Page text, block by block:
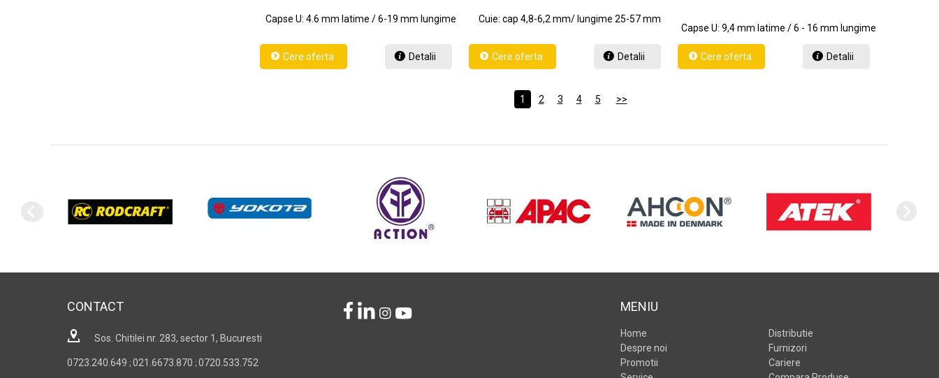
Capse U: 4.6 mm latime / 6-19 mm lungime
Detalii
Cuie: cap 4,8-6,2 mm/ lungime 25-57 mm
Detalii
Capse U: 9,4 mm latime / 6 - 16 mm lungime
Detalii
1 2 3 4 5 >>
CONTACT
Sos. Chitilei nr. 283, sector 1, Bucuresti
0723.240.649 ; 021.6673.870 ; 0720.533.752
MENIU
Home
Despre noi
Promotii
Distributie
Furnizori
Cariere